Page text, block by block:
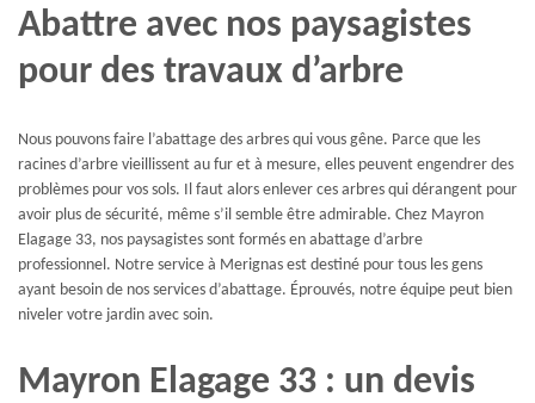
Abattre avec nos paysagistes
pour des travaux d’arbre
Nous pouvons faire l’abattage des arbres qui vous gêne. Parce que les
racines d’arbre vieillissent au fur et à mesure, elles peuvent engendrer des
problèmes pour vos sols. Il faut alors enlever ces arbres qui dérangent pour
avoir plus de sécurité, même s’il semble être admirable. Chez Mayron
Elagage 33, nos paysagistes sont formés en abattage d’arbre
professionnel. Notre service à Merignas est destiné pour tous les gens
ayant besoin de nos services d’abattage. Éprouvés, notre équipe peut bien
niveler votre jardin avec soin.
Mayron Elagage 33 : un devis